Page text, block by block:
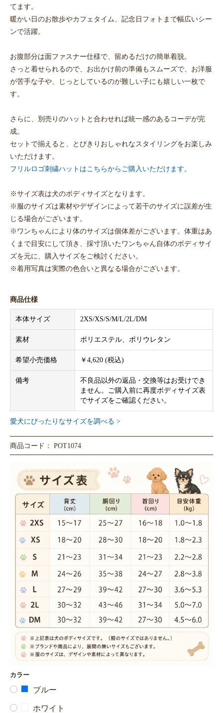
てます。
暖かい日のお散歩やカフェタイム、記念日フォトまで幅広いシー
ンで活躍。
お腹部分は面ファスナー仕様で、留めるだけの簡単着脱。
さっと着せられるので、お出かけ前の準備もスムーズで、お洋服
が苦手な子や、じっとしているのが難しい子にも嬉しい一枚で
す。
さらに、別売りのハットと合わせれば統一感のあるコーデが完
成。
セットで揃えると、とびきりおしゃれなスタイリングをお楽しみ
いただけます。
フリルロゴ刺繍ハットはこちらからご購入いただけます。
※サイズ表は犬のボディサイズとなります。
※服のサイズは素材やデザインによって若干のサイズに誤差が生
じる場合がございます。
※ワンちゃんにより体のサイズは個体差がございます。体重はあ
くまで目安にして頂き、採寸頂いたワンちゃん自体のボディサイ
ズを元に、購入サイズをご検討ください。
※着用写真は実際の色合いと異なる場合がございます。
商品仕様
本体サイズ 2XS/XS/S/M/L/2L/DM
素材 ポリエステル、ポリウレタン
希望小売価格 ￥4,620 (税込)
備考
不良品以外の返品・交換等はお受けでき
ません。ご購入前に再度ボディサイズ表
でサイズをご確認ください。
愛犬にぴったりなサイズを調べる >
商品コード： POT1074
カラー
ブルー
ホワイト